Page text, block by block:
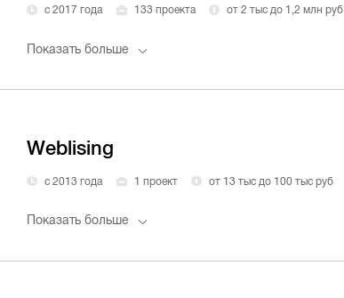
с 2017 года 133 проекта от 2 тыс до 1,2 млн руб
Показать больше
Weblising
с 2013 года 1 проект от 13 тыс до 100 тыс руб
Показать больше